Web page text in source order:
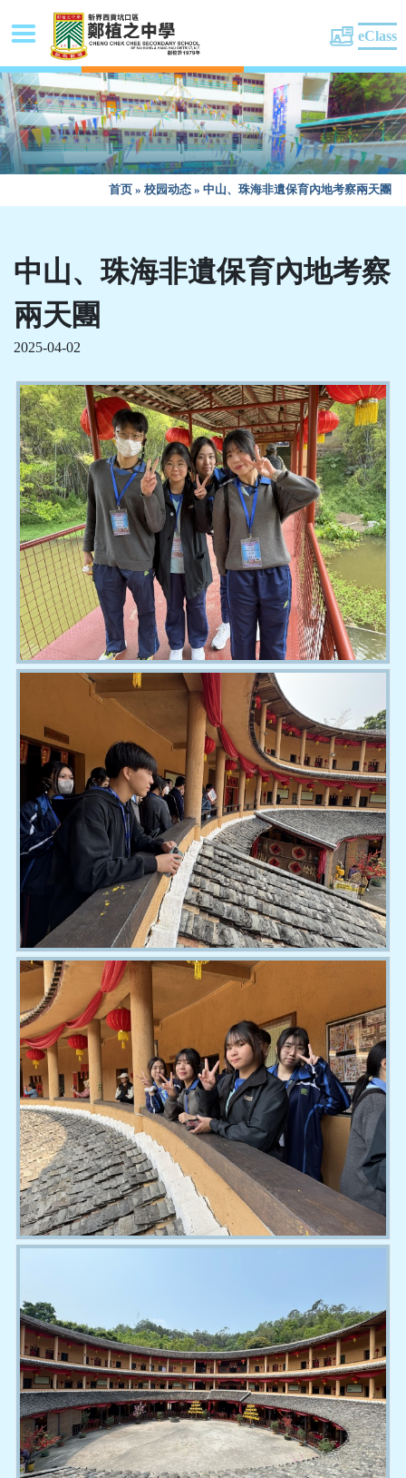
eClass
首页 » 校园动态 » 中山、珠海非遺保育內地考察兩天團
中山、珠海非遺保育內地考察
兩天團
2025-04-02